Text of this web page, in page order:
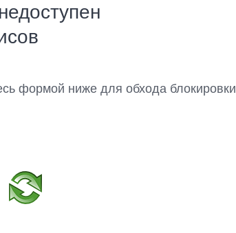
формой ниже для обхода блокировки